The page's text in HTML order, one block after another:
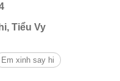
Tiểu Vy
Em xinh say hi